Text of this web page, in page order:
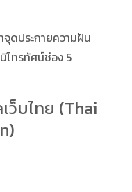
จุดประกายความฝัน
โทรทัศน์ช่อง 5
บไทย (Thai